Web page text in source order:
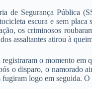
de Segurança Pública
escura e sem
os criminosos
assaltantes atirou à
registraram o momento
o disparo, o namorado
logo em seguida.